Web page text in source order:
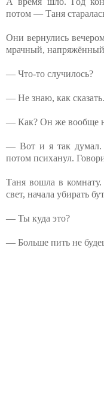
потом — Таня
Они вернулись
мрачный,
— Что-то случилось?
— Не знаю, как
— Как? Он же вообще
— Вот и я так думал.
потом психанул.
Таня вошла в
свет, начала убирать
— Ты куда это?
— Больше пить не